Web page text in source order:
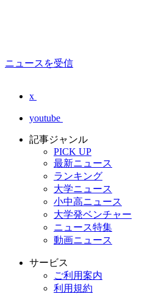
ニュースを受信
x
youtube
記事ジャンル
PICK UP
最新ニュース
ランキング
大学ニュース
小中高ニュース
大学発ベンチャー
ニュース特集
動画ニュース
サービス
ご利用案内
利用規約